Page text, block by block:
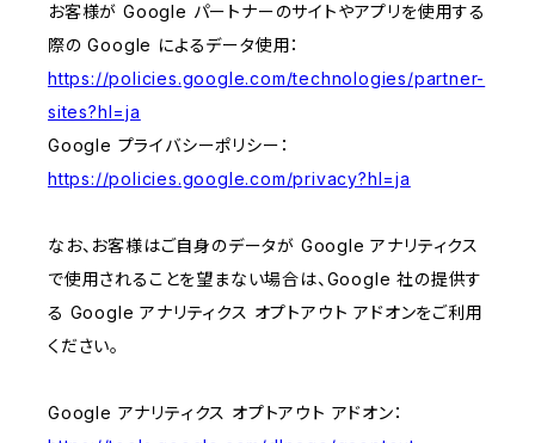
お客様が Google パートナーのサイトやアプリを使用する
際の Google によるデータ使用：
https://policies.google.com/technologies/partner-
sites?hl=ja
Google プライバシーポリシー：
https://policies.google.com/privacy?hl=ja
なお、お客様はご自身のデータが Google アナリティクス
で使用されることを望まない場合は、Google 社の提供す
る Google アナリティクス オプトアウト アドオンをご利用
ください。
Google アナリティクス オプトアウト アドオン：